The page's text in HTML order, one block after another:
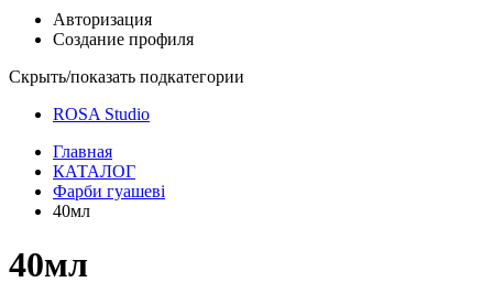
Авторизация
Создание профиля
Скрыть/показать подкатегории
ROSA Studio
Главная
КАТАЛОГ
Фарби гуашеві
40мл
40мл